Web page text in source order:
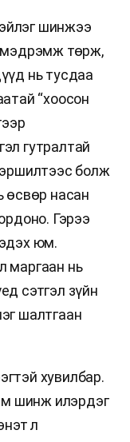
шинжээ
мэдрэмж төрж,
нь тусдаа
“хоосон
гутралтай
болж
өсвөр насан
Гэрээ
юм.
маргаан нь
сэтгэл зүйн
шалтгаан
хувилбар.
шинж илэрдэг
л